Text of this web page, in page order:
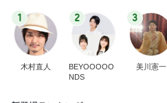
1
木村直人
2
BEYOOOOO
NDS
3
美川憲一